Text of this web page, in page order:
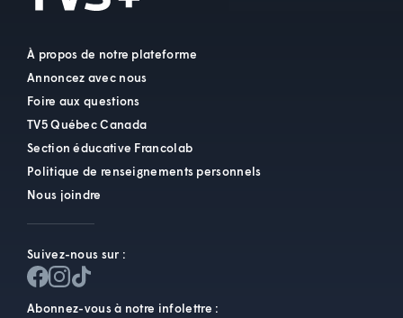
À propos de notre plateforme
Annoncez avec nous
Foire aux questions
TV5 Québec Canada
Section éducative Francolab
Politique de renseignements personnels
Nous joindre
Suivez-nous sur :
Abonnez-vous à notre infolettre :